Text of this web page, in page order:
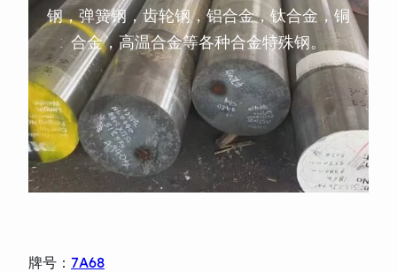
钢，弹簧钢，齿轮钢，铝合金，钛合金，铜
合金，高温合金等各种合金特殊钢。
牌号： 7A68